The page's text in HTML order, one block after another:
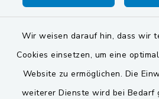
Wir weisen darauf hin, dass wir
Cookies einsetzen, um eine
Website zu ermöglichen. Die
weiterer Dienste wird bei Bedarf